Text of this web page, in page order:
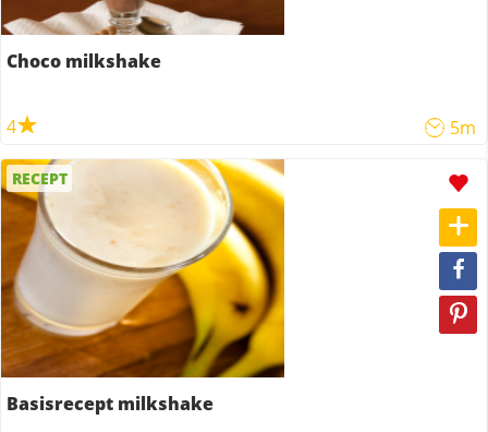
Choco milkshake
4 5m
RECEPT
Basisrecept milkshake